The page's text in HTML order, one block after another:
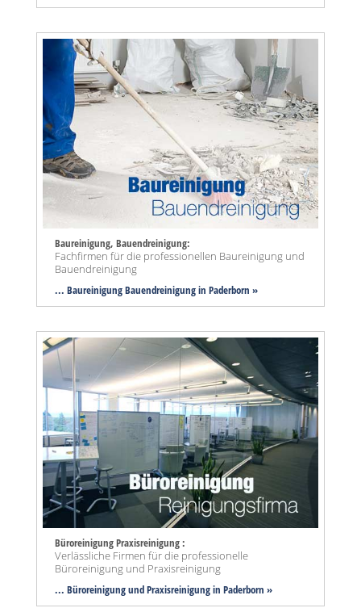
Baureinigung, Bauendreinigung:
Fachfirmen für die professionellen Baureinigung und
Bauendreinigung
... Baureinigung Bauendreinigung in Paderborn »
Büroreinigung Praxisreinigung :
Verlässliche Firmen für die professionelle
Büroreinigung und Praxisreinigung
... Büroreinigung und Praxisreinigung in Paderborn »